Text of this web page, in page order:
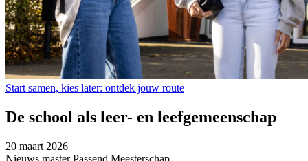
Start samen, kies later: ontdek jouw route
De school als leer- en leefgemeenschap
20 maart 2026
Nieuws master Passend Meesterschap